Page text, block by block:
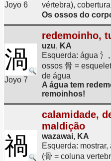
Joyo 6
vértebra),
Os ossos do
渦
Joyo 7
redemoinho,
uzu, KA
Esquerda: água
ossos 骨 =
de água
A água tem
remoinhos!
禍
calamidade,
maldição
wazawai, KA
Esquerda:
(骨 = coluna